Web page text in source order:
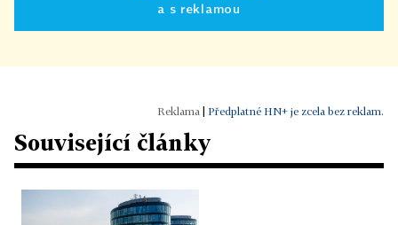
a s reklamou
Předplatné HN+ je zcela bez reklam.
Související články